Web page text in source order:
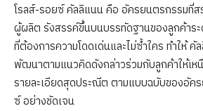
โรลส์-รอยซ์ คัลลิแนน คือ อัครยนตรกรรมที่ส
ผู้ผลิต รังสรรค์ขึ้นบนบรรทัดฐานของลูกค้าร
ที่ต้องการความโดดเด่นและไม่ซ้ำใคร ทำให้
พัฒนาตามแนวคิดดังกล่าวร่วมกับลูกค้าให้เ
รายละเอียดสุดประณีต ตามแบบฉบับของอัค
ซ์ อย่างชัดเจน